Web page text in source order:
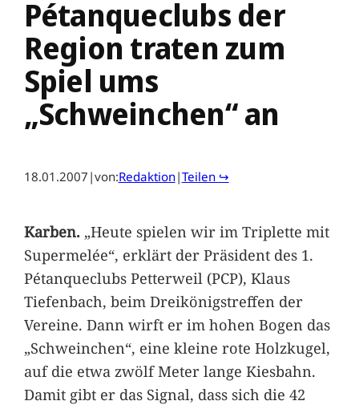
Pétanqueclubs der
Region traten zum
Spiel ums
„Schweinchen“ an
18.01.2007 |von:Redaktion|Teilen ↪
Karben.„Heute spielen wir im Triplette mit
Supermelée“, erklärt der Präsident des 1.
Pétanqueclubs Petterweil (PCP), Klaus
Tiefenbach, beim Dreikönigstreffen der
Vereine. Dann wirft er im hohen Bogen das
„Schweinchen“, eine kleine rote Holzkugel,
auf die etwa zwölf Meter lange Kiesbahn.
Damit gibt er das Signal, dass sich die 42